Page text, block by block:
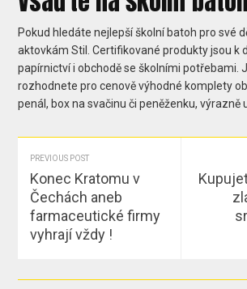
Pokud hledáte nejlepší školní batoh pro své
aktovkám Stil. Certifikované produkty jsou k
papírnictví i obchodě se školními potřebami.
rozhodnete pro cenově výhodné komplety
penál, box na svačinu či peněženku, výrazně
PREVIOUS POST
Konec Kratomu v
Čechách aneb
farmaceutické firmy
vyhrají vždy !